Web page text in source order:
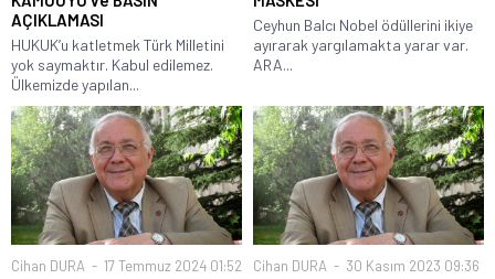
AÇIKLAMASI
HUKUK’u katletmek Türk Milletini
yok saymaktır. Kabul edilemez.
Ülkemizde yapılan...
Ceyhun Balcı Nobel ödüllerini ikiye
ayırarak yargılamakta yarar var.
ARA...
Cihan DURA 17 Temmuz 2024 01:52 Cihan DURA 30 Kasım 2023 09:36